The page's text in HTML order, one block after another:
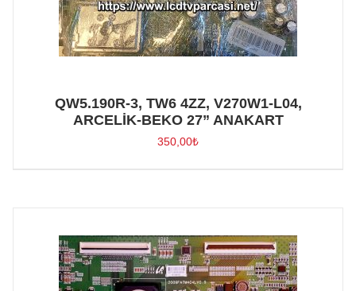
QW5.190R-3, TW6 4ZZ, V270W1-L04,
ARCELİK-BEKO 27” ANAKART
350,00₺